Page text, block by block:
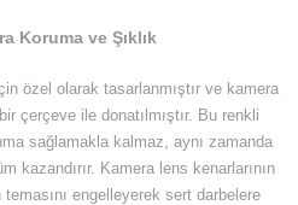
Koruma ve Şıklık
özel olarak tasarlanmıştır ve kamera
çerçeve ile donatılmıştır. Bu renkli
sağlamakla kalmaz, aynı zamanda
kazandırır. Kamera lens kenarlarının
engelleyerek sert darbelere